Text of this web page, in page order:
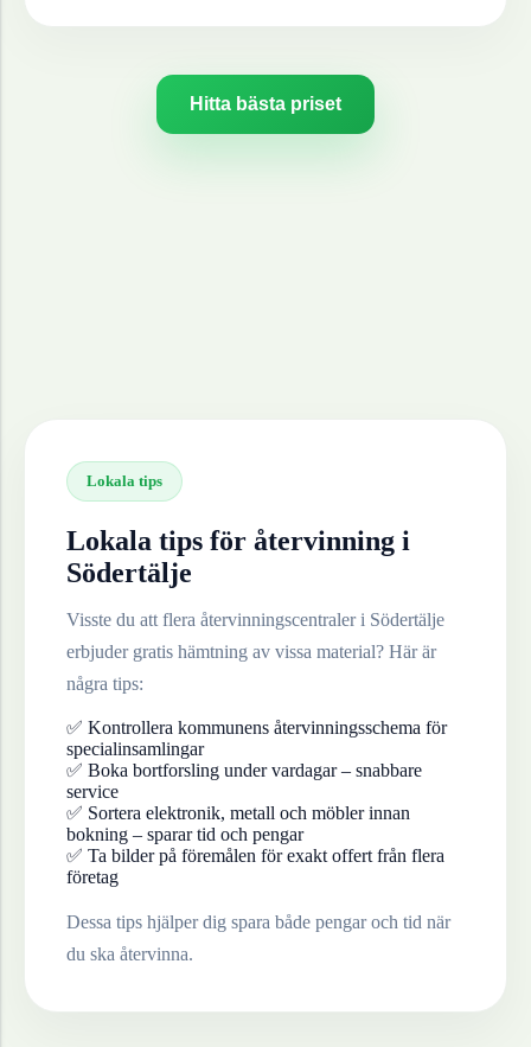
Hitta bästa priset
Lokala tips
Lokala tips för återvinning i
Södertälje
Visste du att flera återvinningscentraler i Södertälje
erbjuder gratis hämtning av vissa material? Här är
några tips:
✅ Kontrollera kommunens återvinningsschema för
specialinsamlingar
✅ Boka bortforsling under vardagar – snabbare
service
✅ Sortera elektronik, metall och möbler innan
bokning – sparar tid och pengar
✅ Ta bilder på föremålen för exakt offert från flera
företag
Dessa tips hjälper dig spara både pengar och tid när
du ska återvinna.